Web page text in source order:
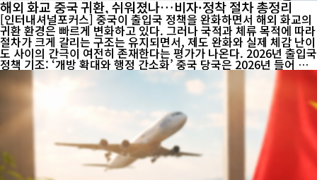
해외 화교 중국 귀환, 쉬워졌나…비자·정착 절차 총정리
[인터내셔널포커스] 중국이 출입국 정책을 완화하면서 해외 화교의
귀환 환경은 빠르게 변화하고 있다. 그러나 국적과 체류 목적에 따라
절차가 크게 갈리는 구조는 유지되면서, 제도 완화와 실제 체감 난이
도 사이의 간극이 여전히 존재한다는 평가가 나온다. 2026년 출입국
정책 기조: ‘개방 확대와 행정 간소화’ 중국 당국은 2026년 들어 출
입국 정책을 지속적으로 완화하는 방향으로 조정하고 있다. 무비자
적용 국가를 확대하고 체류·정착 관련 행정 절차를 간소화하는 등
해외 화교의 귀환과 방문을 유도하는 조치가 이어지고 있다. 다만 이
러한 변화 속에서도 모든 절차는 합법적 요건 충족을 전제로 한다.
정책 문턱은 낮아졌지만, 규정 자체가 사라진 것은 아니라는 점에서
여전히 ‘조건부 완화’에 가깝다는 평가다. 중국 국적 화교: 여권과 국
적 유지가 핵심 변수 중국 국적을 유지한 화교에게 ...